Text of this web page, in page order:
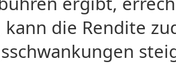
die Rendite